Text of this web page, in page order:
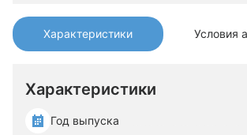
Характеристики Условия
Характеристики
Год выпуска